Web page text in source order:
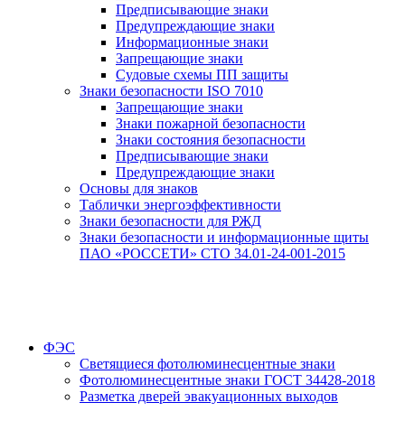
Предписывающие знаки
Предупреждающие знаки
Информационные знаки
Запрещающие знаки
Судовые схемы ПП защиты
Знаки безопасности ISO 7010
Запрещающие знаки
Знаки пожарной безопасности
Знаки состояния безопасности
Предписывающие знаки
Предупреждающие знаки
Основы для знаков
Таблички энергоэффективности
Знаки безопасности для РЖД
Знаки безопасности и информационные щиты
ПАО «РОССЕТИ» СТО 34.01-24-001-2015
ФЭС
Светящиеся фотолюминесцентные знаки
Фотолюминесцентные знаки ГОСТ 34428-2018
Разметка дверей эвакуационных выходов